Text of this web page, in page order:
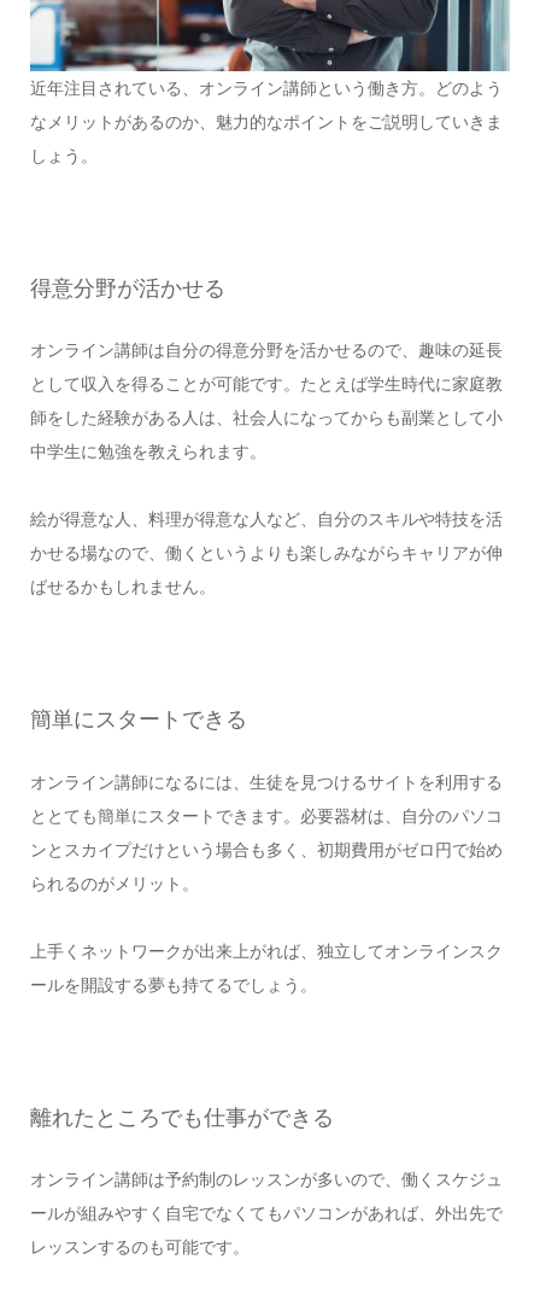
近年注目されている、オンライン講師という働き方。どのよう
なメリットがあるのか、魅力的なポイントをご説明していきま
しょう。
得意分野が活かせる
オンライン講師は自分の得意分野を活かせるので、趣味の延長
として収入を得ることが可能です。たとえば学生時代に家庭教
師をした経験がある人は、社会人になってからも副業として小
中学生に勉強を教えられます。
絵が得意な人、料理が得意な人など、自分のスキルや特技を活
かせる場なので、働くというよりも楽しみながらキャリアが伸
ばせるかもしれません。
簡単にスタートできる
オンライン講師になるには、生徒を見つけるサイトを利用する
ととても簡単にスタートできます。必要器材は、自分のパソコ
ンとスカイプだけという場合も多く、初期費用がゼロ円で始め
られるのがメリット。
上手くネットワークが出来上がれば、独立してオンラインスク
ールを開設する夢も持てるでしょう。
離れたところでも仕事ができる
オンライン講師は予約制のレッスンが多いので、働くスケジュ
ールが組みやすく自宅でなくてもパソコンがあれば、外出先で
レッスンするのも可能です。